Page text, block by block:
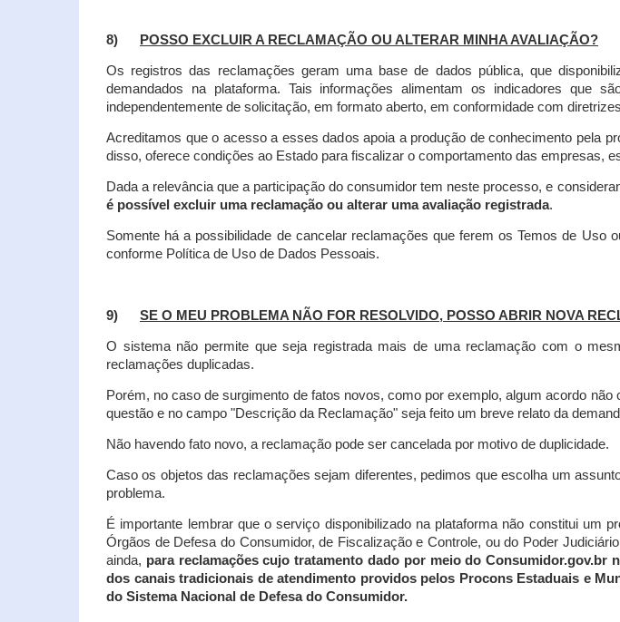
8) POSSO EXCLUIR A RECLAMAÇÃO OU ALTERAR MINHA AVALIAÇÃO?
Os registros das reclamações geram uma base de dados pública, que
demandados na plataforma. Tais informações alimentam os indicadores que
independentemente de solicitação, em formato aberto, em conformidade com
Acreditamos que o acesso a esses dados apoia a produção de conhecimento pela
disso, oferece condições ao Estado para fiscalizar o comportamento das empresas,
Dada a relevância que a participação do consumidor tem neste processo, e
é possível excluir uma reclamação ou alterar uma avaliação registrada.
Somente há a possibilidade de cancelar reclamações que ferem os Temos de
conforme Política de Uso de Dados Pessoais.
9) SE O MEU PROBLEMA NÃO FOR RESOLVIDO, POSSO ABRIR NOVA
O sistema não permite que seja registrada mais de uma reclamação com o
reclamações duplicadas.
Porém, no caso de surgimento de fatos novos, como por exemplo, algum acordo
questão e no campo "Descrição da Reclamação" seja feito um breve relato da
Não havendo fato novo, a reclamação pode ser cancelada por motivo de duplicidade.
Caso os objetos das reclamações sejam diferentes, pedimos que escolha um
problema.
É importante lembrar que o serviço disponibilizado na plataforma não constitui um
Órgãos de Defesa do Consumidor, de Fiscalização e Controle, ou do Poder
ainda, para reclamações cujo tratamento dado por meio do
dos canais tradicionais de atendimento providos pelos Procons Estaduais e
do Sistema Nacional de Defesa do Consumidor.